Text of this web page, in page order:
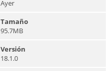
Ayer
Tamaño
95.7MB
Versión
18.1.0